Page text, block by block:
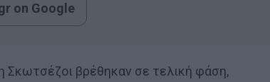
on Google
Σκωτσέζοι βρέθηκαν σε τελική φάση,